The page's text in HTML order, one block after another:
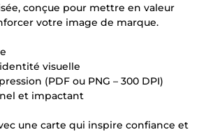
conçue pour mettre en valeur
votre image de marque.
visuelle
(PDF ou PNG – 300 DPI)
et impactant
une carte qui inspire confiance et